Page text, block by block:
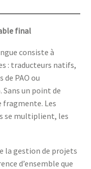
final
consiste à
: traducteurs natifs,
PAO ou
un point de
Les
se multiplient, les
la gestion de projets
d’ensemble que